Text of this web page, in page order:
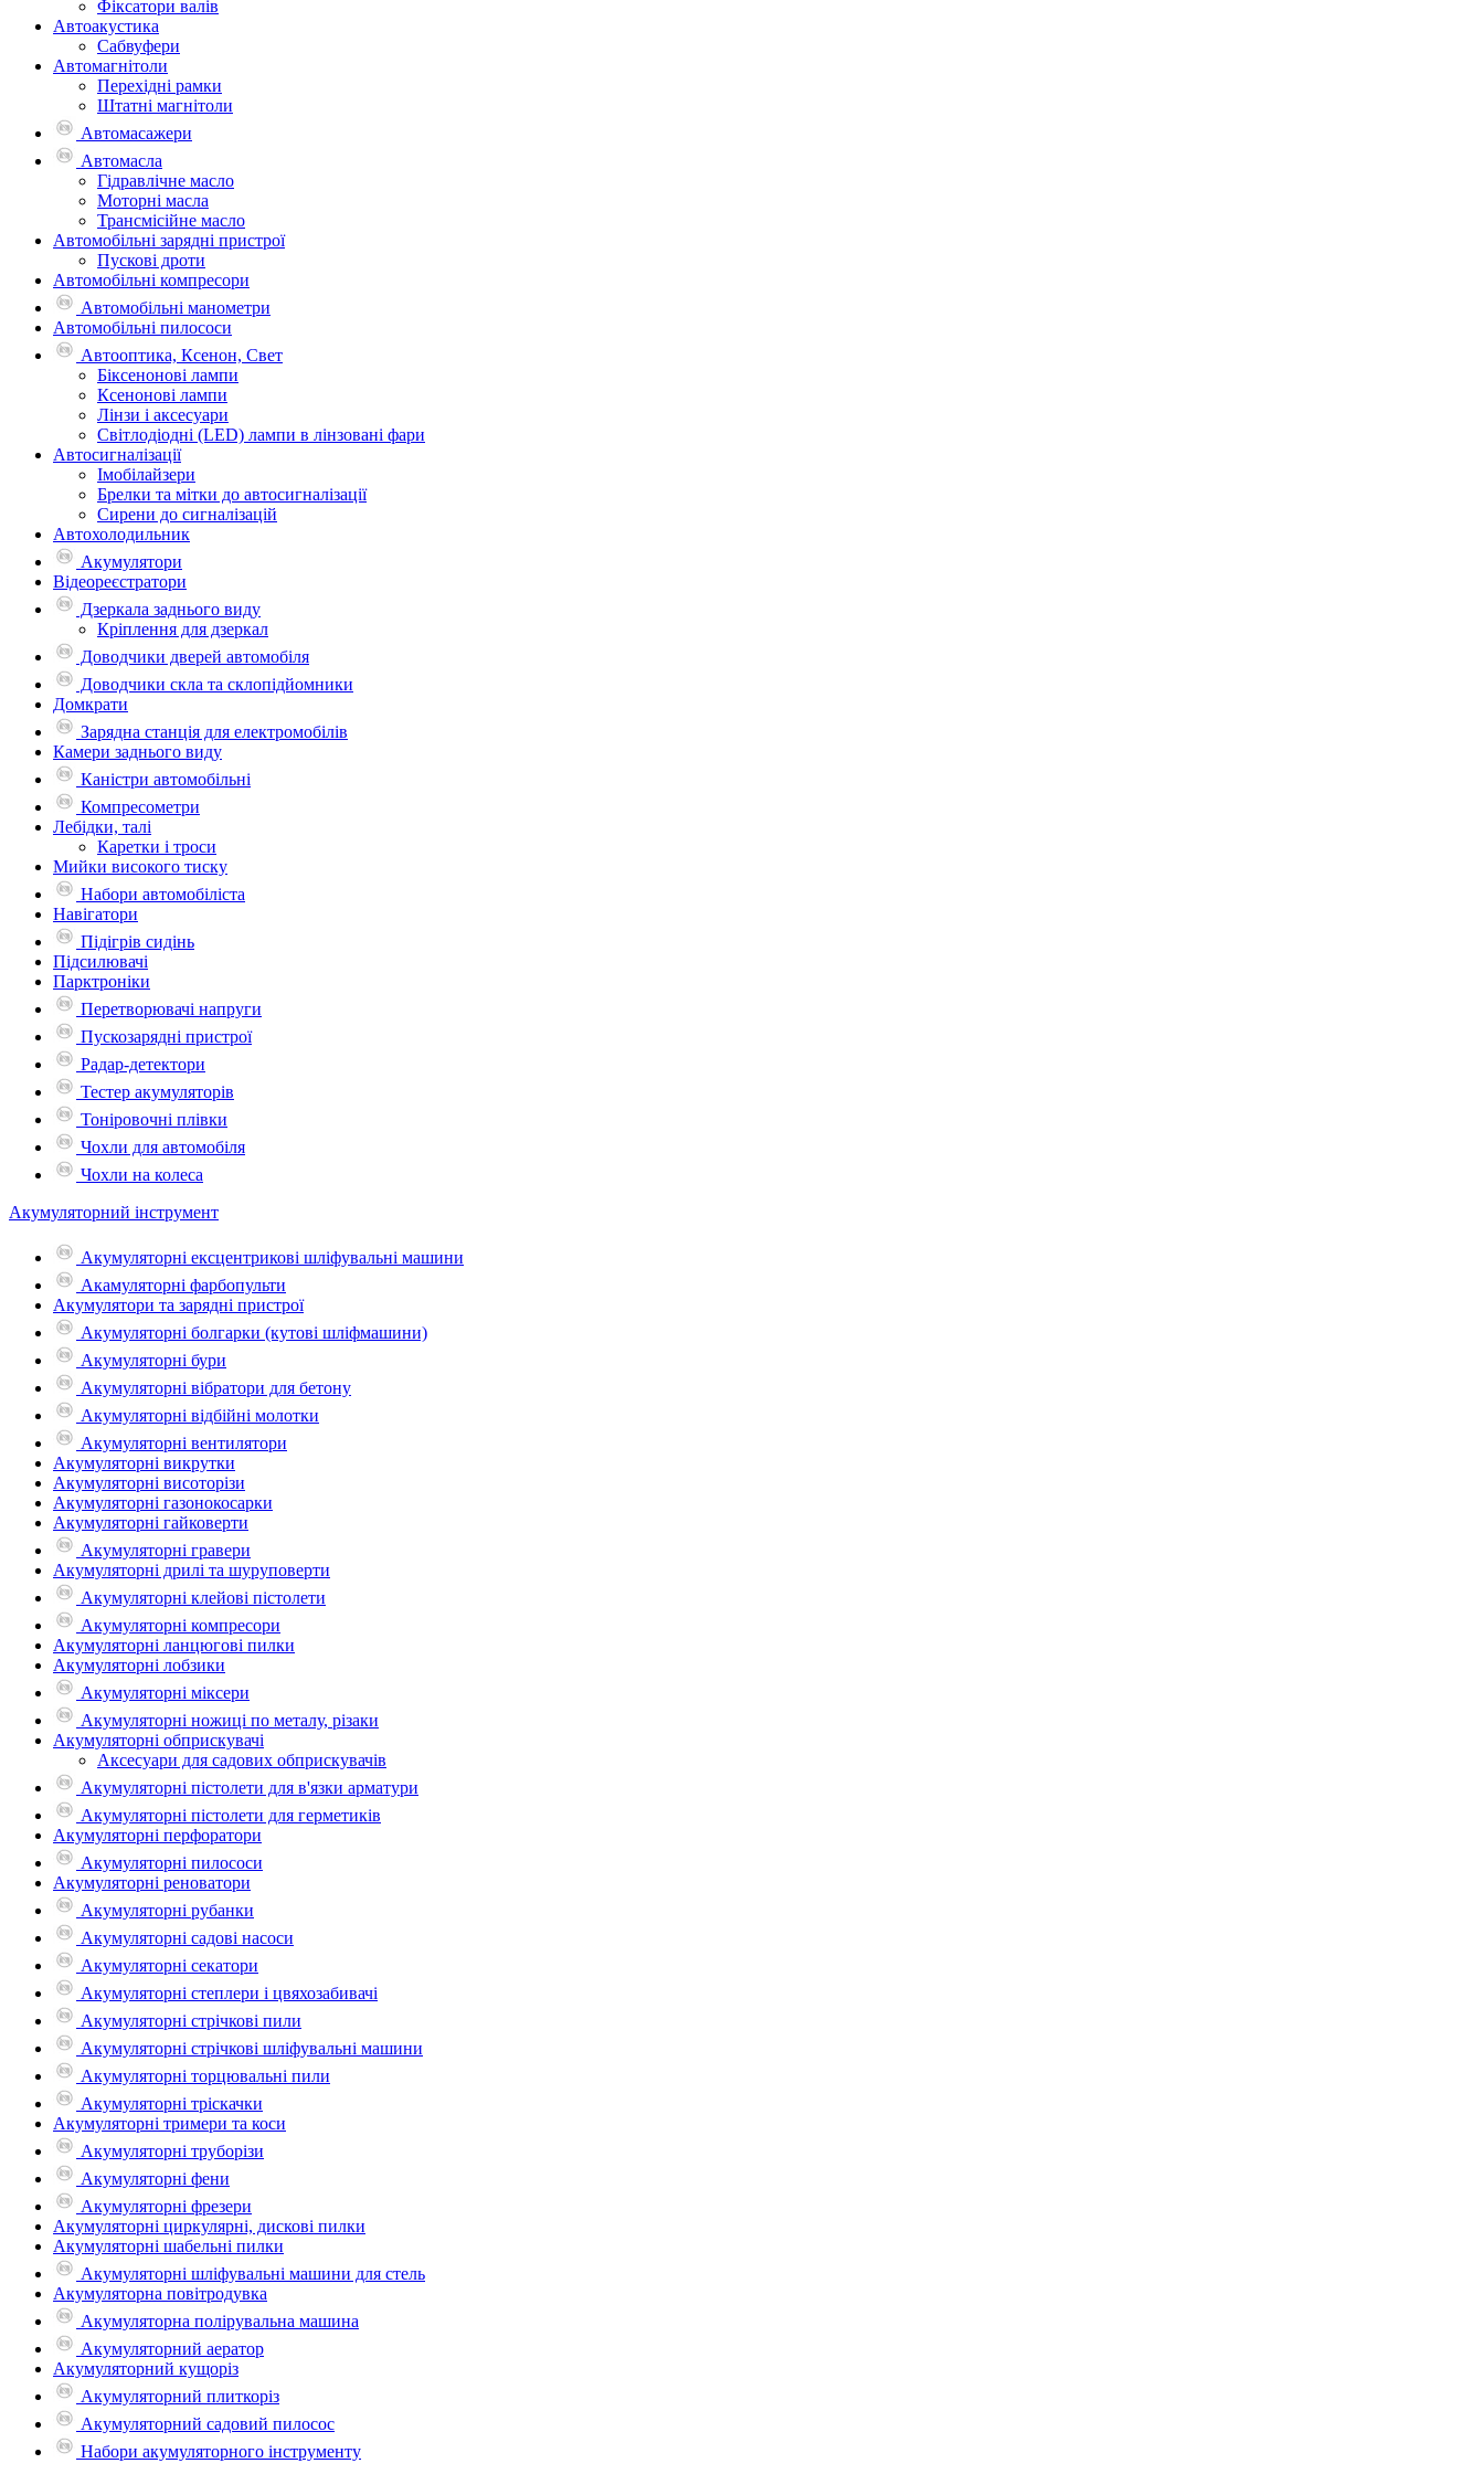
Фіксатори валів
Автоакустика
Сабвуфери
Автомагнітоли
Перехідні рамки
Штатні магнітоли
Автомасажери
Автомасла
Гідравлічне масло
Моторні масла
Трансмісійне масло
Автомобільні зарядні пристрої
Пускові дроти
Автомобільні компресори
Автомобільні манометри
Автомобільні пилососи
Автооптика, Ксенон, Свет
Біксенонові лампи
Ксенонові лампи
Лінзи і аксесуари
Світлодіодні (LED) лампи в лінзовані фари
Автосигналізації
Імобілайзери
Брелки та мітки до автосигналізації
Сирени до сигналізацій
Автохолодильник
Акумулятори
Відеореєстратори
Дзеркала заднього виду
Кріплення для дзеркал
Доводчики дверей автомобіля
Доводчики скла та склопідйомники
Домкрати
Зарядна станція для електромобілів
Камери заднього виду
Каністри автомобільні
Компресометри
Лебідки, талі
Каретки і троси
Мийки високого тиску
Набори автомобіліста
Навігатори
Підігрів сидінь
Підсилювачі
Парктроніки
Перетворювачі напруги
Пускозарядні пристрої
Радар-детектори
Тестер акумуляторів
Тоніровочні плівки
Чохли для автомобіля
Чохли на колеса
Акумуляторний інструмент
Акумуляторні ексцентрикові шліфувальні машини
Акамуляторні фарбопульти
Акумулятори та зарядні пристрої
Акумуляторні болгарки (кутові шліфмашини)
Акумуляторні бури
Акумуляторні вібратори для бетону
Акумуляторні відбійні молотки
Акумуляторні вентилятори
Акумуляторні викрутки
Акумуляторні висоторізи
Акумуляторні газонокосарки
Акумуляторні гайковерти
Акумуляторні гравери
Акумуляторні дрилі та шуруповерти
Акумуляторні клейові пістолети
Акумуляторні компресори
Акумуляторні ланцюгові пилки
Акумуляторні лобзики
Акумуляторні міксери
Акумуляторні ножиці по металу, різаки
Акумуляторні обприскувачі
Аксесуари для садових обприскувачів
Акумуляторні пістолети для в'язки арматури
Акумуляторні пістолети для герметиків
Акумуляторні перфоратори
Акумуляторні пилососи
Акумуляторні реноватори
Акумуляторні рубанки
Акумуляторні садові насоси
Акумуляторні секатори
Акумуляторні степлери і цвяхозабивачі
Акумуляторні стрічкові пили
Акумуляторні стрічкові шліфувальні машини
Акумуляторні торцювальні пили
Акумуляторні тріскачки
Акумуляторні тримери та коси
Акумуляторні труборізи
Акумуляторні фени
Акумуляторні фрезери
Акумуляторні циркулярні, дискові пилки
Акумуляторні шабельні пилки
Акумуляторні шліфувальні машини для стель
Акумуляторна повітродувка
Акумуляторна полірувальна машина
Акумуляторний аератор
Акумуляторний кущоріз
Акумуляторний плиткоріз
Акумуляторний садовий пилосос
Набори акумуляторного інструменту